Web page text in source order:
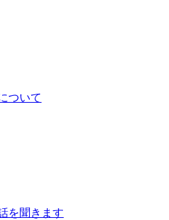
ついて
を聞きます